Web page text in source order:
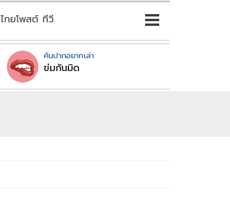
ไทยโพสต์ ทีวี
คันปากอยากเล่า
ข่มกันมิด